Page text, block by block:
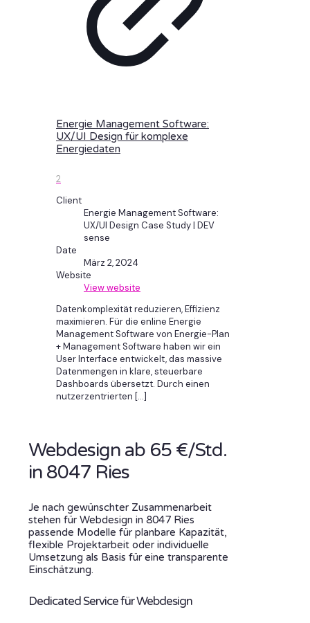
Energie Management Software:
UX/UI Design für komplexe
Energiedaten
2
Client
Energie Management Software:
UX/UI Design Case Study | DEV
sense
Date
März 2, 2024
Website
View website
Datenkomplexität reduzieren, Effizienz
maximieren. Für die enline Energie
Management Software von Energie-Plan
+ Management Software haben wir ein
User Interface entwickelt, das massive
Datenmengen in klare, steuerbare
Dashboards übersetzt. Durch einen
nutzerzentrierten […]
Webdesign ab 65 €/Std.
in 8047 Ries
Je nach gewünschter Zusammenarbeit
stehen für Webdesign in 8047 Ries
passende Modelle für planbare Kapazität,
flexible Projektarbeit oder individuelle
Umsetzung als Basis für eine transparente
Einschätzung.
Dedicated Service für Webdesign